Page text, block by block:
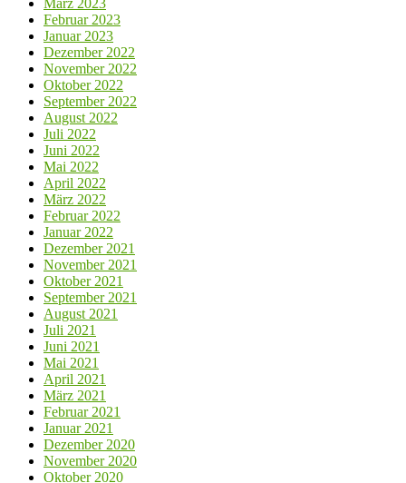
Februar 2023
Januar 2023
Dezember 2022
November 2022
Oktober 2022
September 2022
August 2022
Juli 2022
Juni 2022
Mai 2022
April 2022
März 2022
Februar 2022
Januar 2022
Dezember 2021
November 2021
Oktober 2021
September 2021
August 2021
Juli 2021
Juni 2021
Mai 2021
April 2021
März 2021
Februar 2021
Januar 2021
Dezember 2020
November 2020
Oktober 2020